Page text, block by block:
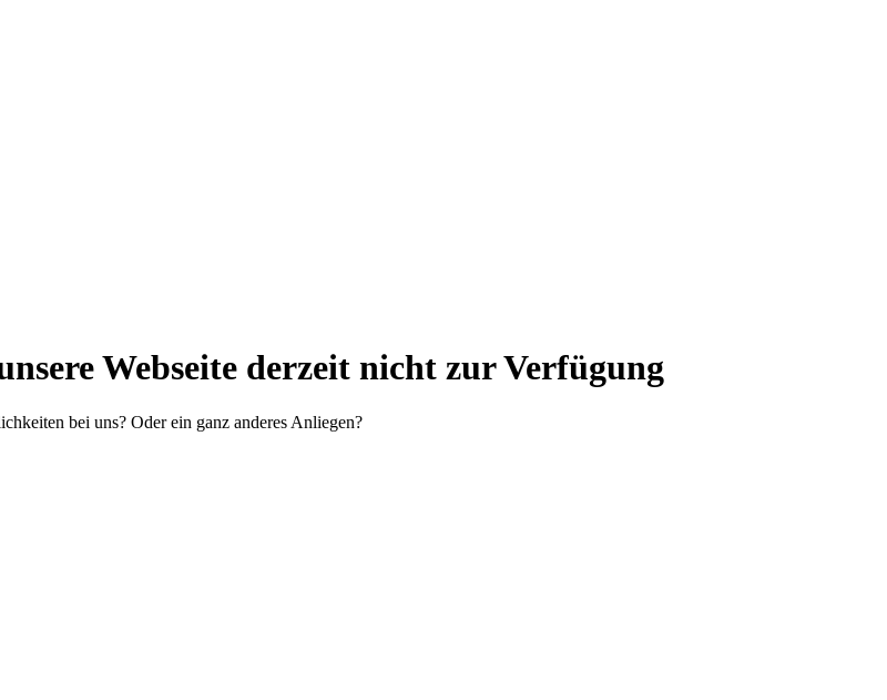
Webseite derzeit nicht zur Verfügung
bei uns? Oder ein ganz anderes Anliegen?